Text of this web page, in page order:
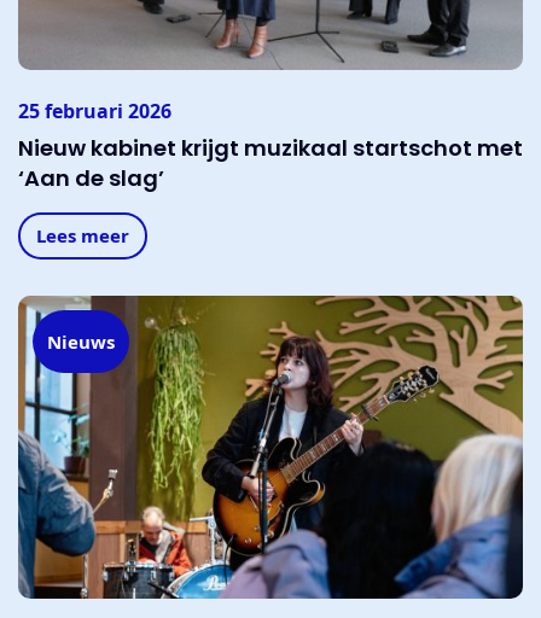
25 februari 2026
Nieuw kabinet krijgt muzikaal startschot met
‘Aan de slag’
Lees meer
Nieuws